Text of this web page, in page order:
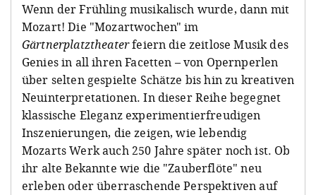
Wenn der Frühling musikalisch wurde, dann mit
Mozart! Die "Mozartwochen" im
Gärtnerplatztheaterfeiern die zeitlose Musik des
Genies in all ihren Facetten – von Opernperlen
über selten gespielte Schätze bis hin zu kreativen
Neuinterpretationen. In dieser Reihe begegnet
klassische Eleganz experimentierfreudigen
Inszenierungen, die zeigen, wie lebendig
Mozarts Werk auch 250 Jahre später noch ist. Ob
ihr alte Bekannte wie die "Zauberflöte" neu
erleben oder überraschende Perspektiven auf